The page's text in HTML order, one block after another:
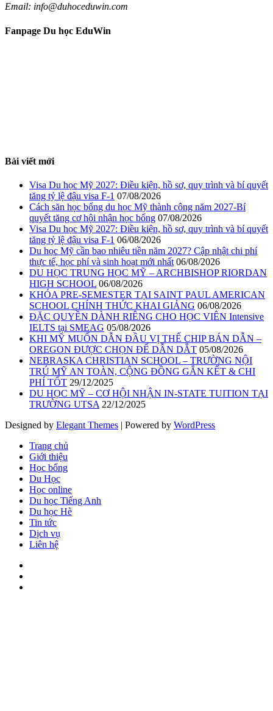
Email: info@duhoceduwin.com
Fanpage Du học EduWin
Bài viết mới
Visa Du học Mỹ 2027: Điều kiện, hồ sơ, quy trình và bí quyết
tăng tỷ lệ đậu visa F-1 07/08/2026
Cách săn học bổng du học Mỹ thành công năm 2027-Bí
quyết tăng cơ hội nhận học bổng 07/08/2026
Visa Du học Mỹ 2027: Điều kiện, hồ sơ, quy trình và bí quyết
tăng tỷ lệ đậu visa F-1 06/08/2026
Du học Mỹ cần bao nhiêu tiền năm 2027? Cập nhật chi phí
thực tế, học phí và sinh hoạt mới nhất 06/08/2026
DU HỌC TRUNG HỌC MỸ – ARCHBISHOP RIORDAN
HIGH SCHOOL 06/08/2026
KHÓA PRE-SEMESTER TẠI SAINT PAUL AMERICAN
SCHOOL CHÍNH THỨC KHAI GIẢNG 06/08/2026
ĐẶC QUYỀN DÀNH RIÊNG CHO HỌC VIÊN Intensive
IELTS tại SMEAG 05/08/2026
KHI MỸ MUỐN DẪN ĐẦU VỊ THẾ CHIP BÁN DẪN –
OREGON ĐƯỢC CHỌN ĐỂ DẪN DẮT 05/08/2026
NEBRASKA CHRISTIAN SCHOOL – TRƯỜNG NỘI
TRÚ MỸ AN TOÀN, CỘNG ĐỒNG GẮN KẾT & CHI
PHÍ TỐT 29/12/2025
DU HỌC MỸ – CƠ HỘI NHẬN IN-STATE TUITION TẠI
TRƯỜNG UTSA 22/12/2025
Designed by Elegant Themes | Powered by WordPress
Trang chủ
Giới thiệu
Học bổng
Du Học
Học online
Du học Tiếng Anh
Du học Hè
Tin tức
Dịch vụ
Liên hệ